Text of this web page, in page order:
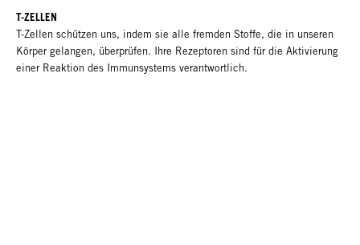
T-ZELLEN
T-Zellen schützen uns, indem sie alle fremden Stoffe, die in unseren
Körper gelangen, überprüfen. Ihre Rezeptoren sind für die Aktivierung
einer Reaktion des Immunsystems verantwortlich.